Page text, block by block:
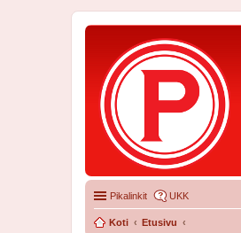
Pikalinkit UKK
Koti Etusivu